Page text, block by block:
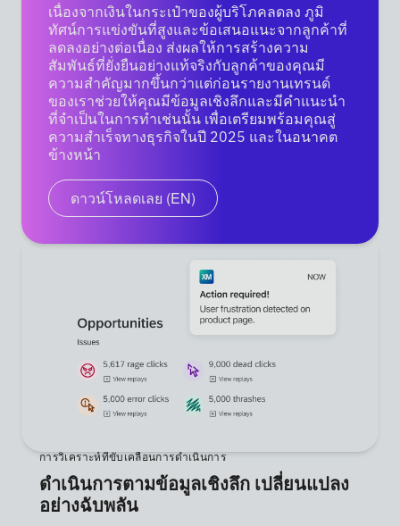
เนื่องจากเงินในกระเป๋าของผู้บริโภคลดลง ภูมิ
ทัศน์การแข่งขันที่สูงและข้อเสนอแนะจากลูกค้าที่
ลดลงอย่างต่อเนื่อง ส่งผลให้การสร้างความ
สัมพันธ์ที่ยั่งยืนอย่างแท้จริงกับลูกค้าของคุณมี
ความสำคัญมากขึ้นกว่าแต่ก่อนรายงานเทรนด์
ของเราช่วยให้คุณมีข้อมูลเชิงลึกและมีคำแนะนำ
ที่จำเป็นในการทำเช่นนั้น เพื่อเตรียมพร้อมคุณสู่
ความสำเร็จทางธุรกิจในปี 2025 และในอนาคต
ข้างหน้า
ดาวน์โหลดเลย (EN)
การวิเคราะห์ที่ขับเคลื่อนการดำเนินการ
ดำเนินการตามข้อมูลเชิงลึก เปลี่ยนแปลง
อย่างฉับพลัน